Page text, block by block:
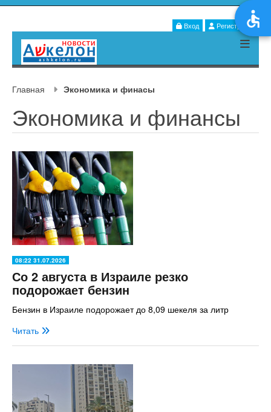
Вход Регистрация
Главная Экономика и финасы
Экономика и финансы
08:22 31.07.2026
Со 2 августа в Израиле резко
подорожает бензин
Бензин в Израиле подорожает до 8,09 шекеля за литр
Читать